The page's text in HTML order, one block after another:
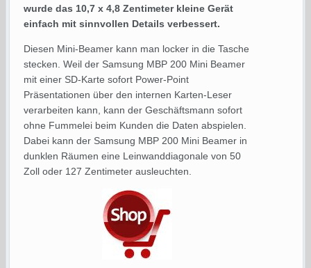
wurde das 10,7 x 4,8 Zentimeter kleine Gerät
einfach mit sinnvollen Details verbessert.
Diesen Mini-Beamer kann man locker in die Tasche
stecken. Weil der Samsung MBP 200 Mini Beamer
mit einer SD-Karte sofort Power-Point
Präsentationen über den internen Karten-Leser
verarbeiten kann, kann der Geschäftsmann sofort
ohne Fummelei beim Kunden die Daten abspielen.
Dabei kann der Samsung MBP 200 Mini Beamer in
dunklen Räumen eine Leinwanddiagonale von 50
Zoll oder 127 Zentimeter ausleuchten.